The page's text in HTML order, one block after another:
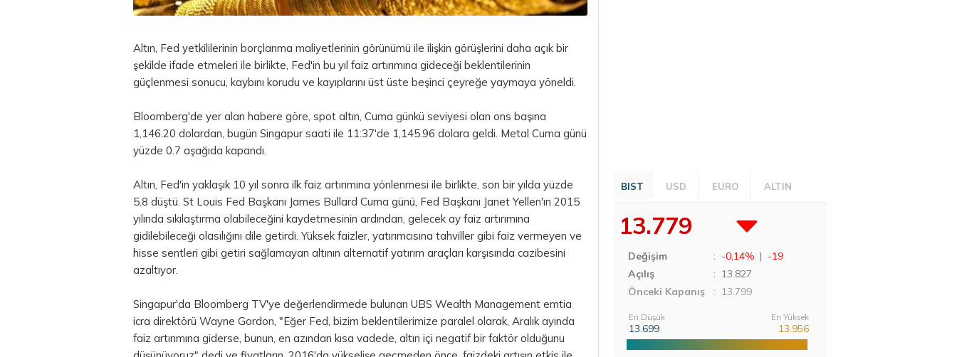
Altın, Fed yetkililerinin borçlanma maliyetlerinin görünümü ile ilişkin görüşlerini daha açık bir
şekilde ifade etmeleri ile birlikte, Fed'in bu yıl faiz artırımına gideceği beklentilerinin
güçlenmesi sonucu, kaybını korudu ve kayıplarını üst üste beşinci çeyreğe yaymaya yöneldi.
Bloomberg'de yer alan habere göre, spot altın, Cuma günkü seviyesi olan ons başına
1,146.20 dolardan, bugün Singapur saati ile 11:37'de 1,145.96 dolara geldi. Metal Cuma günü
yüzde 0.7 aşağıda kapandı.
Altın, Fed'in yaklaşık 10 yıl sonra ilk faiz artırımına yönlenmesi ile birlikte, son bir yılda yüzde
5.8 düştü. St Louis Fed Başkanı James Bullard Cuma günü, Fed Başkanı Janet Yellen'ın 2015
yılında sıkılaştırma olabileceğini kaydetmesinin ardından, gelecek ay faiz artırımına
gidilebileceği olasılığını dile getirdi. Yüksek faizler, yatırımcısına tahviller gibi faiz vermeyen ve
hisse sentleri gibi getiri sağlamayan altının alternatif yatırım araçları karşısında cazibesini
azaltıyor.
Singapur'da Bloomberg TV'ye değerlendirmede bulunan UBS Wealth Management emtia
icra direktörü Wayne Gordon, "Eğer Fed, bizim beklentilerimize paralel olarak, Aralık ayında
faiz artırımına giderse, bunun, en azından kısa vadede, altın içi negatif bir faktör olduğunu
BIST USD EURO ALTIN
13.779
Değişim : -0,14% | -19
Açılış
: 13.827
Önceki Kapanış
: 13.799
En Düşük
13.699
En Yüksek
13.956